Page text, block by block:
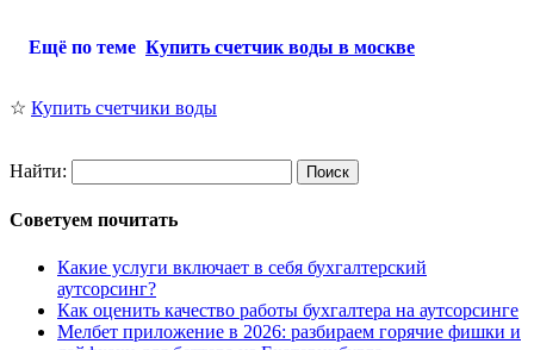
Ещё по теме Купить счетчик воды в москве
☆ Купить счетчики воды
Найти:
Советуем почитать
Какие услуги включает в себя бухгалтерский
аутсорсинг?
Как оценить качество работы бухгалтера на аутсорсинге
Мелбет приложение в 2026: разбираем горячие фишки и